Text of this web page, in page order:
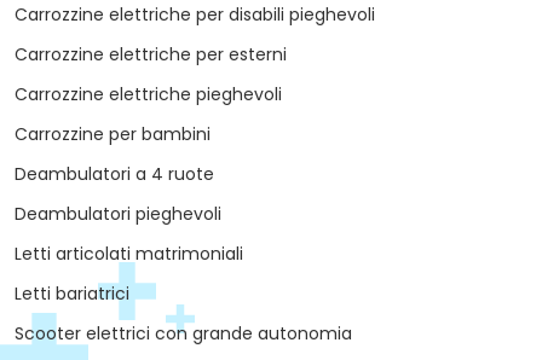
Carrozzine elettriche per disabili pieghevoli
Carrozzine elettriche per esterni
Carrozzine elettriche pieghevoli
Carrozzine per bambini
Deambulatori a 4 ruote
Deambulatori pieghevoli
Letti articolati matrimoniali
Letti bariatrici
Scooter elettrici con grande autonomia